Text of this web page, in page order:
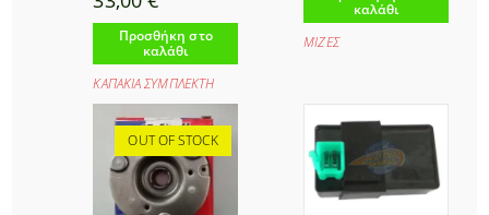
Προσθήκη στο
καλάθι
ΚΑΠΑΚΙΑ ΣΥΜΠΛΕΚΤΗ
καλάθι
ΜΙΖΕΣ
OUT OF STOCK